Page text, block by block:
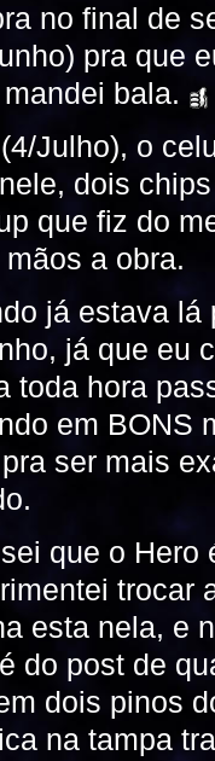
no final de
pra que
bala.
Julho), o
dois
que fiz do
mãos a obra.
já estava
já que eu
toda hora
em BONS
ser mais
que o
trocar
esta nela, e
do post de
dois pinos
na tampa